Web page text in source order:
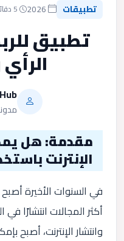
تطبيقات
تطبيق
مقدمة: هل
الإنترنت
في السنوات الأخيرة
أكثر المجالات انتشارًا
وانتشار الإنترنت،